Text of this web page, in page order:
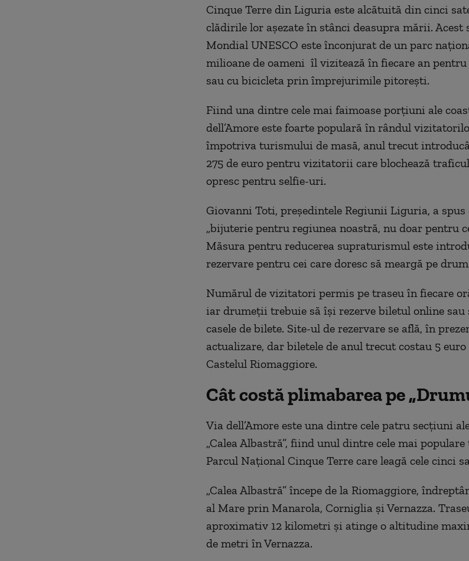
Cinque Terre din Liguria este alcătuită din cinci
clădirile lor așezate în stânci deasupra mării.
Mondial UNESCO este înconjurat de un parc
milioane de oameni îl vizitează în fiecare an pentru
sau cu bicicleta prin împrejurimile pitorești.
Fiind una dintre cele mai faimoase porțiuni ale
dell’Amore este foarte populară în rândul
împotriva turismului de masă, anul trecut
275 de euro pentru vizitatorii care blochează
opresc pentru selfie-uri.
Giovanni Toti, președintele Regiunii Liguria, a spus
„bijuterie pentru regiunea noastră, nu doar pentru
Măsura pentru reducerea supraturismul este
rezervare pentru cei care doresc să meargă pe
Numărul de vizitatori permis pe traseu în fiecare
iar drumeții trebuie să își rezerve biletul online sau
casele de bilete. Site-ul de rezervare se află, în
actualizare, dar biletele de anul trecut costau 5
Castelul Riomaggiore.
Cât costă plimabarea pe
Via dell’Amore este una dintre cele patru secțiuni
„Calea Albastră”, fiind unul dintre cele mai
Parcul Național Cinque Terre care leagă cele cinci
„Calea Albastră” începe de la Riomaggiore,
al Mare prin Manarola, Corniglia și Vernazza.
aproximativ 12 kilometri și atinge o altitudine
de metri în Vernazza.